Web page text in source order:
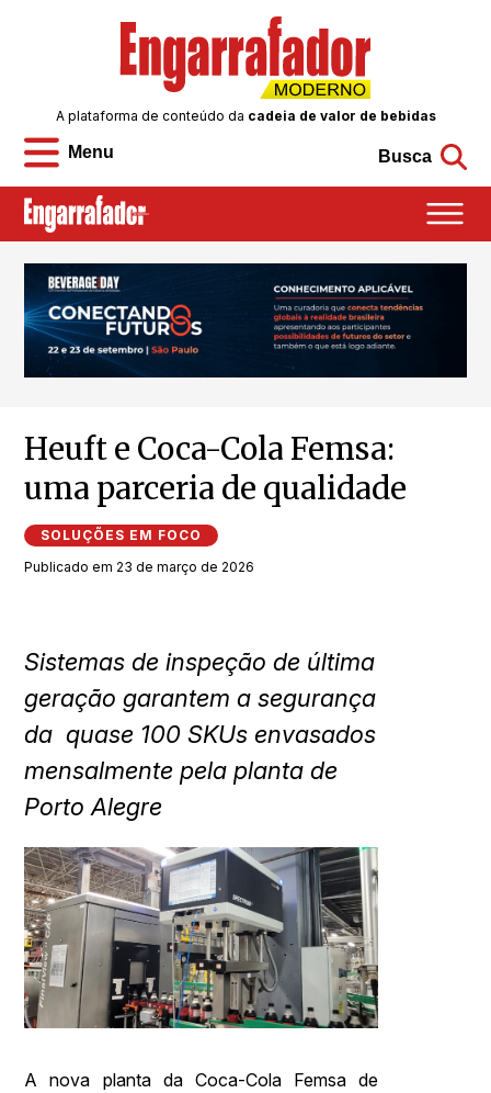
Menu
A plataforma de conteúdo da cadeia de valor de bebidas
Busca
Heuft e Coca-Cola Femsa:
uma parceria de qualidade
SOLUÇÕES EM FOCO
Publicado em 23 de março de 2026
Sistemas de inspeção de última
geração garantem a segurança
da quase 100 SKUs envasados
mensalmente pela planta de
Porto Alegre
A nova planta da Coca-Cola Femsa de